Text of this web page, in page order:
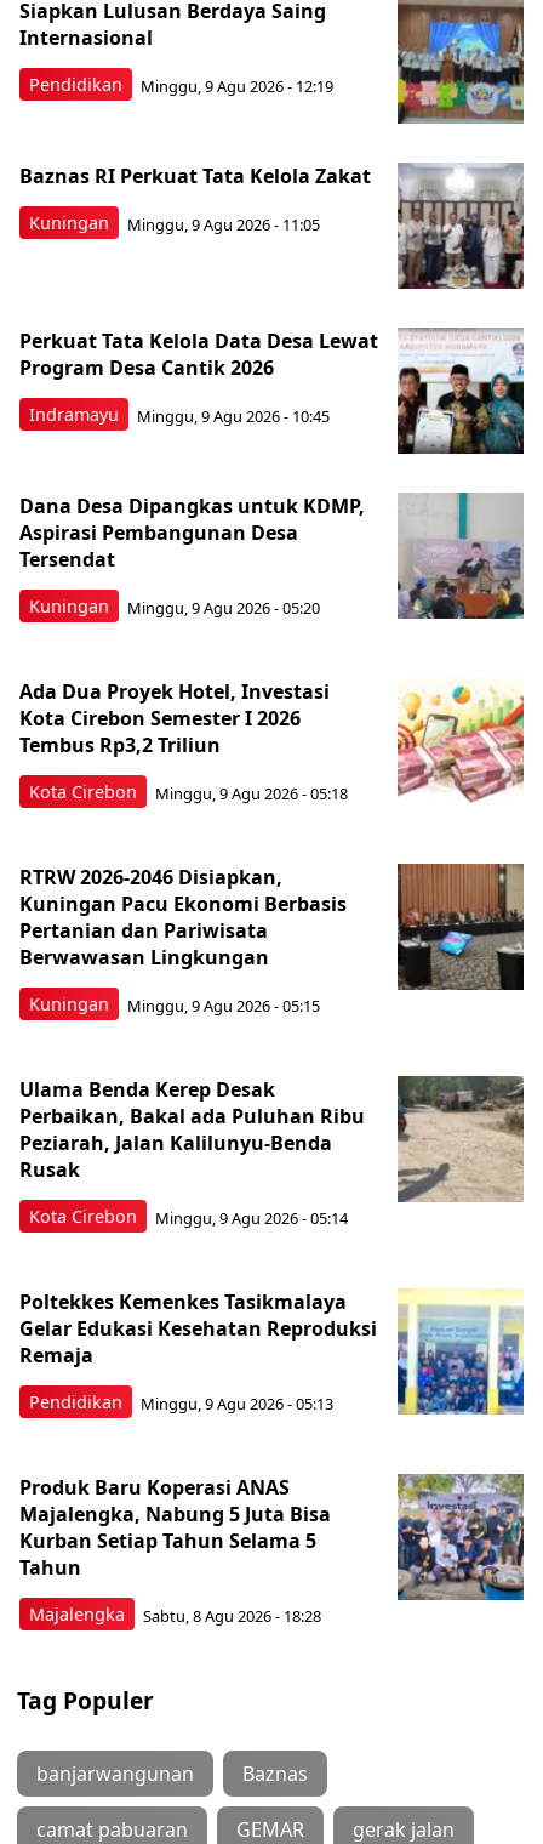
Pendidikan
Siapkan Lulusan Berdaya Saing
Internasional
Minggu, 9 Agu 2026 - 12:19
Kuningan
Baznas RI Perkuat Tata Kelola Zakat
Minggu, 9 Agu 2026 - 11:05
Indramayu
Perkuat Tata Kelola Data Desa Lewat
Program Desa Cantik 2026
Minggu, 9 Agu 2026 - 10:45
Kuningan
Dana Desa Dipangkas untuk KDMP,
Aspirasi Pembangunan Desa
Tersendat
Minggu, 9 Agu 2026 - 05:20
Kota Cirebon
Ada Dua Proyek Hotel, Investasi
Kota Cirebon Semester I 2026
Tembus Rp3,2 Triliun
Minggu, 9 Agu 2026 - 05:18
Kuningan
RTRW 2026-2046 Disiapkan,
Kuningan Pacu Ekonomi Berbasis
Pertanian dan Pariwisata
Berwawasan Lingkungan
Minggu, 9 Agu 2026 - 05:15
Kota Cirebon
Ulama Benda Kerep Desak
Perbaikan, Bakal ada Puluhan Ribu
Peziarah, Jalan Kalilunyu-Benda
Rusak
Minggu, 9 Agu 2026 - 05:14
Pendidikan
Poltekkes Kemenkes Tasikmalaya
Gelar Edukasi Kesehatan Reproduksi
Remaja
Minggu, 9 Agu 2026 - 05:13
Majalengka
Produk Baru Koperasi ANAS
Majalengka, Nabung 5 Juta Bisa
Kurban Setiap Tahun Selama 5
Tahun
Sabtu, 8 Agu 2026 - 18:28
Tag Populer
banjarwangunan Baznas
camat pabuaran GEMAR gerak jalan